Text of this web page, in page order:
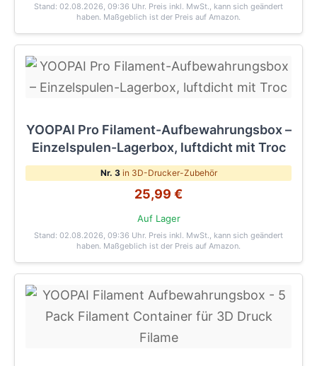
Stand: 02.08.2026, 09:36 Uhr. Preis inkl. MwSt., kann sich geändert
haben. Maßgeblich ist der Preis auf Amazon.
YOOPAI Pro Filament-Aufbewahrungsbox –
Einzelspulen-Lagerbox, luftdicht mit Troc
Nr. 3in 3D-Drucker-Zubehör
25,99 €
Auf Lager
Stand: 02.08.2026, 09:36 Uhr. Preis inkl. MwSt., kann sich geändert
haben. Maßgeblich ist der Preis auf Amazon.